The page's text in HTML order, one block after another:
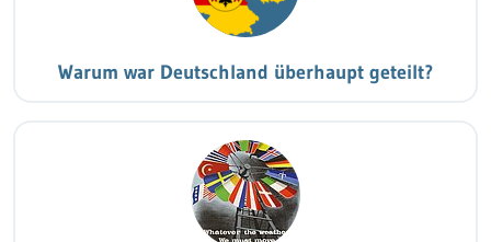
Warum war Deutschland überhaupt geteilt?